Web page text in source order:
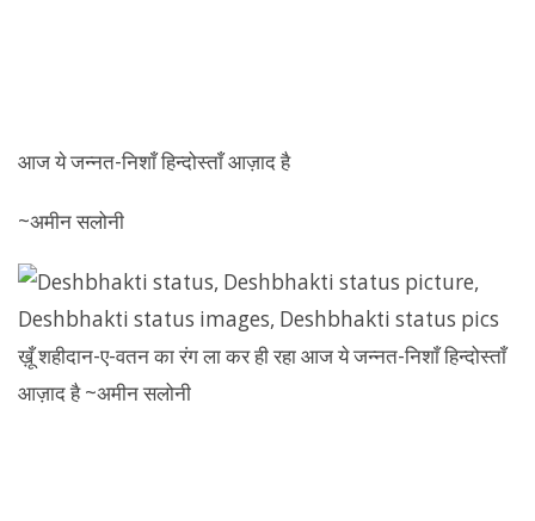
आज ये जन्नत-निशाँ हिन्दोस्ताँ आज़ाद है
~अमीन सलोनी